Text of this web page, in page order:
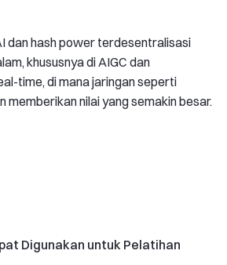
dan hash power terdesentralisasi
khususnya di AIGC dan
time, di mana jaringan seperti
memberikan nilai yang semakin besar.
Digunakan untuk Pelatihan